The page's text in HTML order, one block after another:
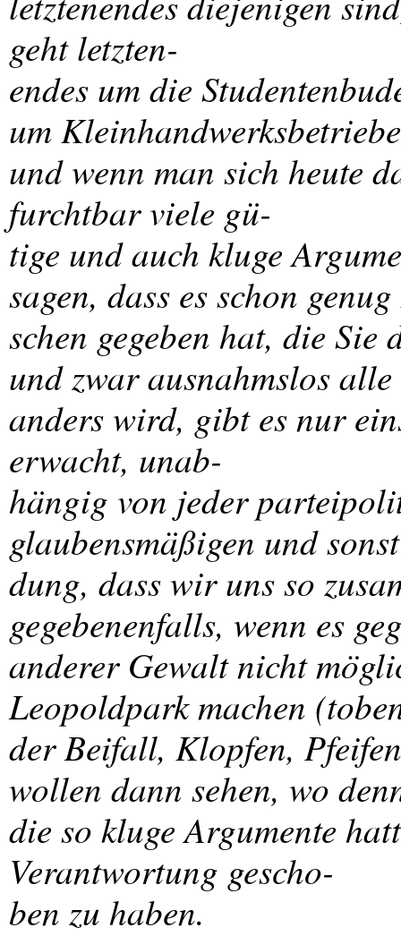
geht letzten-
endes um die
um
und wenn man sich heute
furchtbar viele gü-
tige und auch kluge
sagen, dass es schon
schen gegeben hat, die
und zwar ausnahmslos
anders wird, gibt es nur
erwacht, unab-
hängig von jeder
glaubensmäßigen und
dung, dass wir uns so
gegebenenfalls, wenn es
anderer Gewalt nicht
Leopoldpark machen
der Beifall, Klopfen,
wollen dann sehen, wo
die so kluge Argumente
Verantwortung gescho-
ben zu haben.